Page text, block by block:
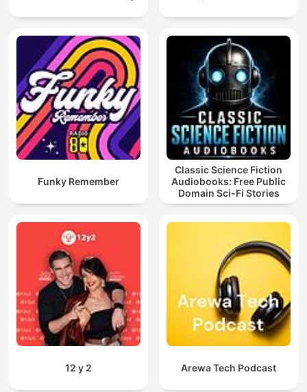
Funky Remember
Classic Science Fiction
Audiobooks: Free Public
Domain Sci-Fi Stories
12 y 2 Arewa Tech Podcast